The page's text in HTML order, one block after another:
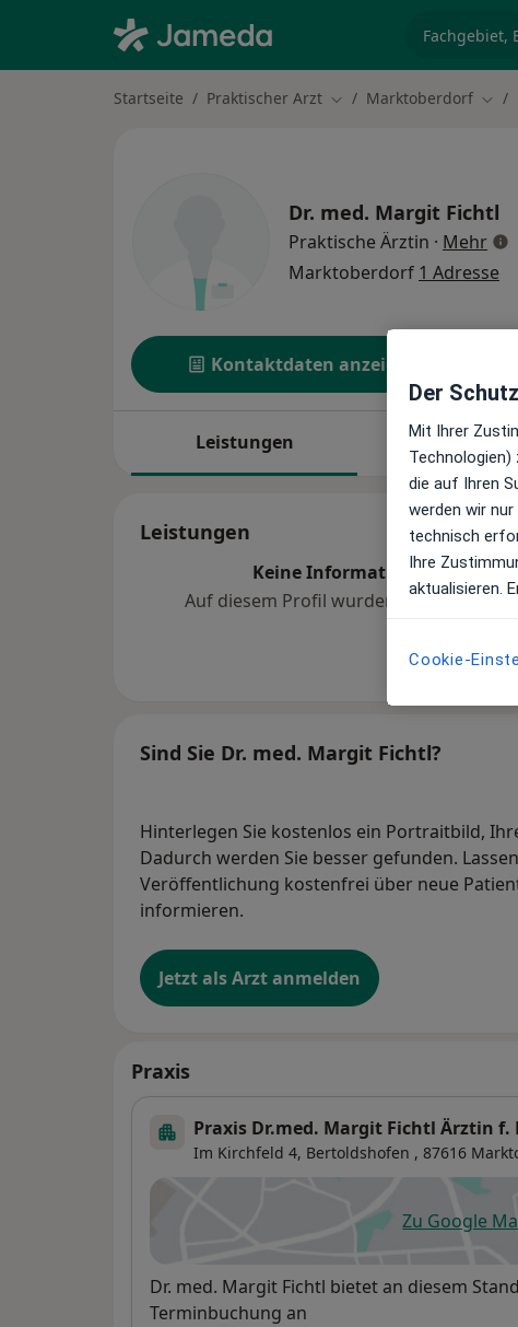
Startseite Praktischer Arzt Stadt ändern
Marktoberdorf
Dr. med. Margit Fichtl
Praktische Ärztin · Mehr
Marktoberdorf 1 Adresse
Kontaktdaten anzeigen
Leistungen Standorte
Leistungen
Keine Informationen über
Auf diesem Profil wurden noch keine
Sind Sie Dr. med. Margit Fichtl?
Hinterlegen Sie kostenlos ein Portraitbild,
Dadurch werden Sie besser gefunden.
Veröffentlichung kostenfrei über neue
informieren.
Jetzt als Arzt anmelden
Praxis
Praxis Dr.med. Margit Fichtl Ärztin
Im Kirchfeld 4, Bertoldshofen , 87616
Zu Google
Verfügbarkeit
Dr. med. Margit Fichtl bietet an diesem
Terminbuchung an
Der
Mit Ihrer
die auf Ihren
werden wir
technisch
Ihre
aktualisieren.
Cookie-